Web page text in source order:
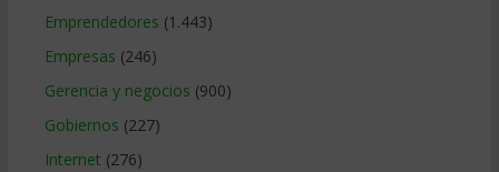
Emprendedores (1.443)
Empresas (246)
Gerencia y negocios (900)
Gobiernos (227)
Internet (276)